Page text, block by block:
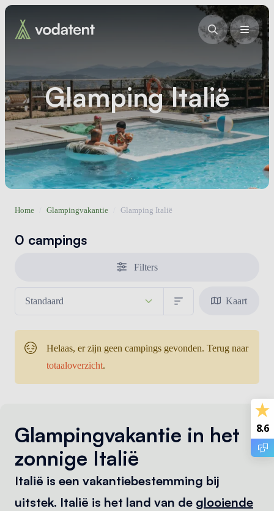
Glamping Italië
Home Glampingvakantie Glamping Italië
0 campings
Filters
Kaart
Helaas, er zijn geen campings gevonden. Terug naar
totaaloverzicht.
Glampingvakantie in het
zonnige Italië
Italië is een vakantiebestemming bij
uitstek. Italië is het land van de glooiende
8.6